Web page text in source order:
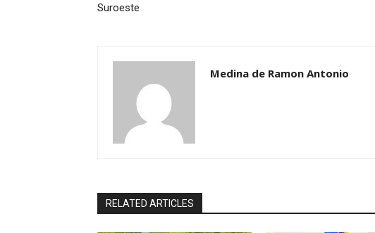
Suroeste
Medina de Ramon Antonio
RELATED ARTICLES